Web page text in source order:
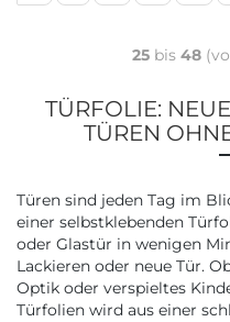
25bis 48
TÜRFOLIE:
TÜREN
Türen sind jeden Tag im
einer selbstklebenden
oder Glastür in wenigen
Lackieren oder neue Tür.
Optik oder verspieltes
Türfolien wird aus einer